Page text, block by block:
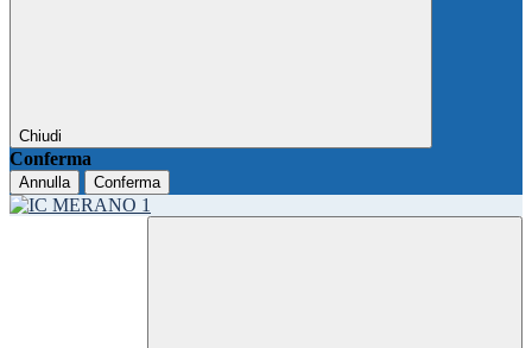
Chiudi
Conferma
Annulla Conferma